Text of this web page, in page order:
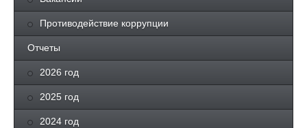
Противодействие коррупции
Отчеты
2026 год
2025 год
2024 год